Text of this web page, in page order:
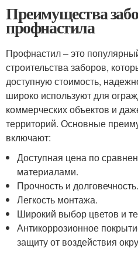
Преимущества
профнастила
Профнастил – это
строительства заборов,
доступную стоимость,
широко используют для
коммерческих объектов и
территорий. Основные
включают:
Доступная цена по
материалами.
Прочность и долговечность.
Легкость монтажа.
Широкий выбор цветов и
Антикоррозионное
защиту от воздействия